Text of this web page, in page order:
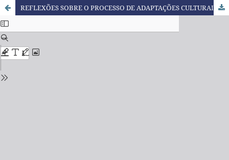
REFLEXÕES SOBRE O PROCESSO DE ADAPTAÇÕES CULTURAIS NO FILME DIVERTIDA MENTE